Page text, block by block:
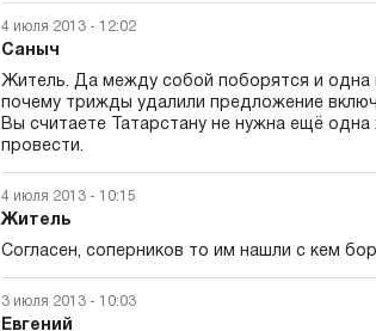
4 июля 2013 - 12:02
Саныч
Житель. Да между собой поборятся и одна
почему трижды удалили предложение
Вы считаете Татарстану не нужна ещё
провести.
4 июля 2013 - 10:15
Житель
Согласен, соперников то им нашли с кем
3 июля 2013 - 10:03
Евгений